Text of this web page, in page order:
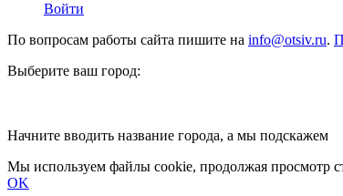
Войти
По вопросам работы сайта пишите на info@otsiv.ru.
Выберите ваш город:
Начните вводить название города, а мы подскажем
Мы используем файлы cookie, продолжая просмотр
OK